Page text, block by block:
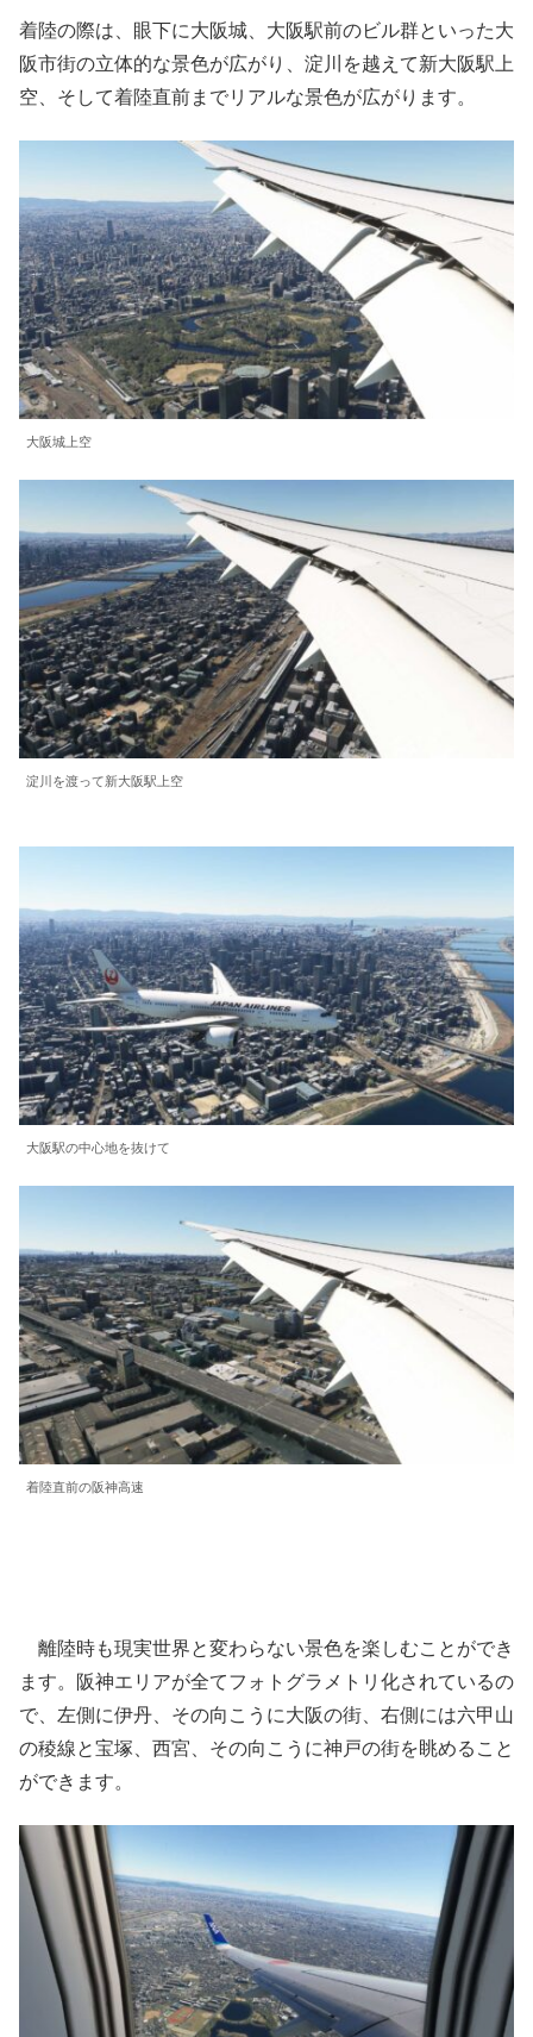
着陸の際は、眼下に大阪城、大阪駅前のビル群といった大
阪市街の立体的な景色が広がり、淀川を越えて新大阪駅上
空、そして着陸直前までリアルな景色が広がります。
大阪城上空
淀川を渡って新大阪駅上空
大阪駅の中心地を抜けて
着陸直前の阪神高速
離陸時も現実世界と変わらない景色を楽しむことができ
ます。阪神エリアが全てフォトグラメトリ化されているの
で、左側に伊丹、その向こうに大阪の街、右側には六甲山
の稜線と宝塚、西宮、その向こうに神戸の街を眺めること
ができます。